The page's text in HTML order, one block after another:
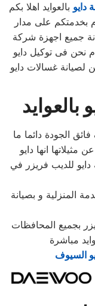
دايو بالعوايد اهلا بكم
بخدمتكم على مدار
جميع اجهزة شركة
نحن فى توكيل دايو
لصيانة غسالات دايو
بالعوايد
الجودة دائما ما
للديب فريزر في
المنزلية و بصيانة
بجميع المحافظات
السيوف